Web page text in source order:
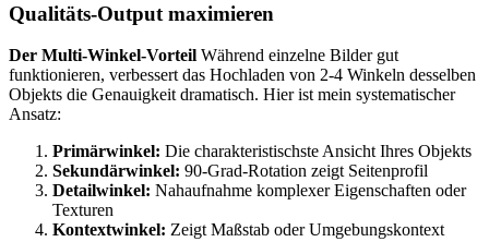
Qualitäts-Output maximieren
Der Multi-Winkel-Vorteil Während einzelne Bilder gut
funktionieren, verbessert das Hochladen von 2-4 Winkeln desselben
Objekts die Genauigkeit dramatisch. Hier ist mein systematischer
Ansatz:
Primärwinkel: Die charakteristischste Ansicht Ihres Objekts
Sekundärwinkel: 90-Grad-Rotation zeigt Seitenprofil
Detailwinkel: Nahaufnahme komplexer Eigenschaften oder
Texturen
Kontextwinkel: Zeigt Maßstab oder Umgebungskontext